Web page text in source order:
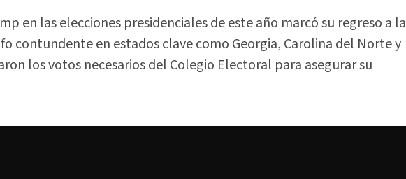
en las elecciones presidenciales de este año marcó su regreso a la
contundente en estados clave como Georgia, Carolina del Norte y
los votos necesarios del Colegio Electoral para asegurar su